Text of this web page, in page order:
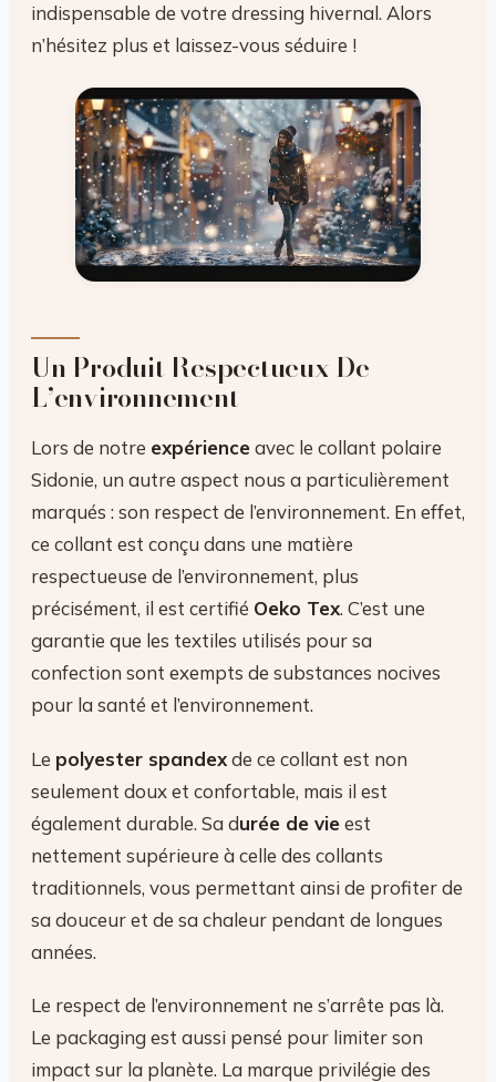
indispensable de votre dressing hivernal. Alors
n’hésitez plus et laissez-vous séduire !
Un Produit Respectueux De
L’environnement
Lors de notre expérienceavec le collant polaire
Sidonie, un autre aspect nous a particulièrement
marqués : son respect de l’environnement. En effet,
ce collant est conçu dans une matière
respectueuse de l’environnement, plus
précisément, il est certifié Oeko Tex. C’est une
garantie que les textiles utilisés pour sa
confection sont exempts de substances nocives
pour la santé et l’environnement.
Le polyester spandexde ce collant est non
seulement doux et confortable, mais il est
également durable. Sa durée de vieest
nettement supérieure à celle des collants
traditionnels, vous permettant ainsi de profiter de
sa douceur et de sa chaleur pendant de longues
années.
Le respect de l’environnement ne s’arrête pas là.
Le packaging est aussi pensé pour limiter son
impact sur la planète. La marque privilégie des